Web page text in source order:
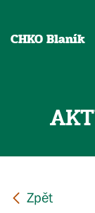
CHKO Blaník